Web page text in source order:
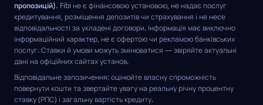
пропозицій). Fibi не є фінансовою установою, не надає послуг
кредитування, розміщення депозитів чи страхування і не несе
відповідальності за укладені договори. Інформація має виключно
інформаційний характер, не є офертою чи рекламою банківських
послуг. Ставки й умови можуть змінюватися — звіряйте актуальні
дані на офіційних сайтах установ.
Відповідальне запозичення: оцінюйте власну спроможність
повернути кошти та звертайте увагу на реальну річну процентну
ставку (РПС) і загальну вартість кредиту.